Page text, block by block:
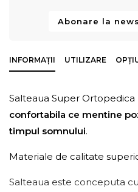
Abonare la
INFORMAȚII UTILIZARE
Salteaua Super Ortopedica
confortabila ce mentine
timpul somnului.
Materiale de calitate
Salteaua este conceputa